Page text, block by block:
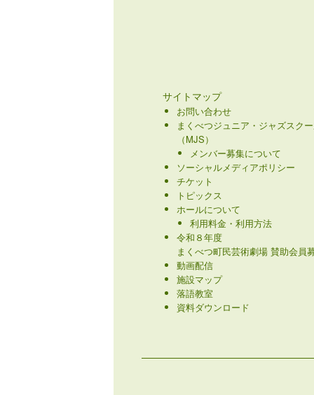
サイトマップ
お問い合わせ
まくべつジュニア・ジャズスク
（MJS）
メンバー募集について
ソーシャルメディアポリシー
チケット
トピックス
ホールについて
利用料金・利用方法
令和８年度
まくべつ町民芸術劇場 賛助会員
動画配信
施設マップ
落語教室
資料ダウンロード